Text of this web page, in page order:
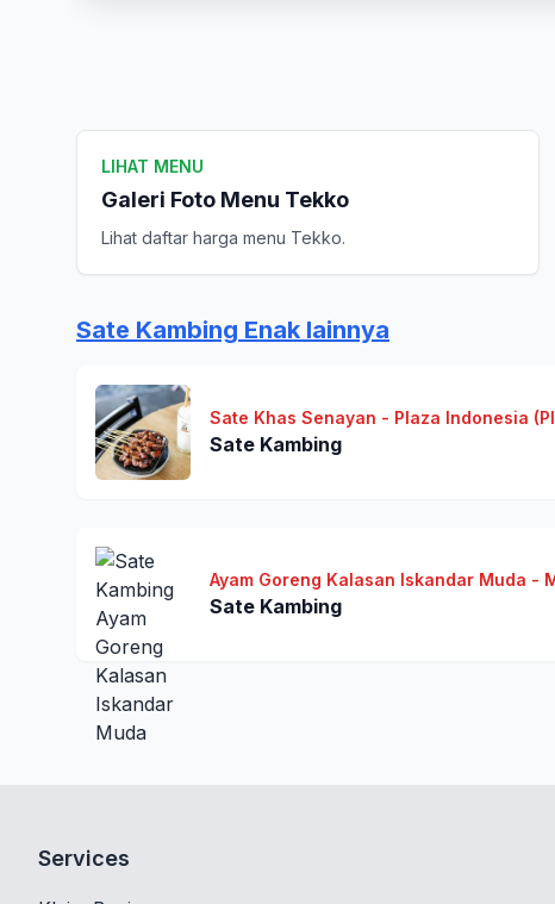
LIHAT MENU
Galeri Foto Menu Tekko
Lihat daftar harga menu Tekko.
Sate Kambing Enak lainnya
Sate Khas Senayan - Plaza Indonesia
Sate Kambing
Ayam Goreng Kalasan Iskandar Muda -
Sate Kambing
Services